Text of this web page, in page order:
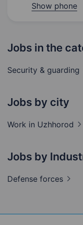
Show phone
Jobs in the
Security & guarding
Jobs by city
Work in Uzhhorod
Jobs by
Defense forces